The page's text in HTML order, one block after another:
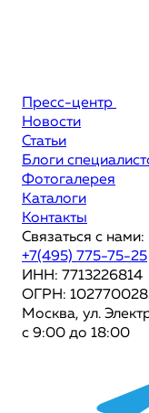
Пресс-центр
Новости
Статьи
Блоги
Фотогалерея
Каталоги
Контакты
Связаться с нами:
+7(495) 775-75-25
ИНН: 7713226814
ОГРН:
Москва, ул.
с 9:00 до 18:00